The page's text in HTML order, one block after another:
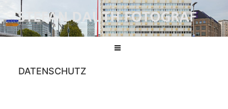
Inhalt
springen
Stefan Dauth | Industriefotograf Berlin
Technologiefotografie, Industriefotografie Und Infrastrukturfotografie
DATENSCHUTZ